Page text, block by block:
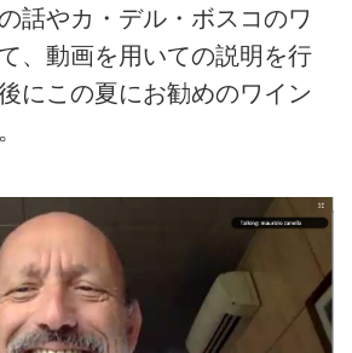
話やカ・デル・ボスコのワ
、動画を用いての説明を行
にこの夏にお勧めのワイン